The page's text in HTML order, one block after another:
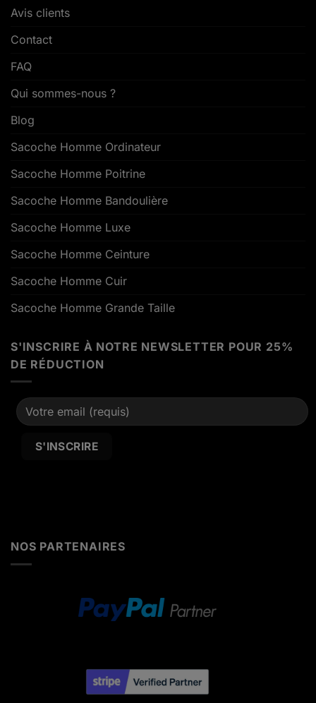
Avis clients
Contact
FAQ
Qui sommes-nous ?
Blog
Sacoche Homme Ordinateur
Sacoche Homme Poitrine
Sacoche Homme Bandoulière
Sacoche Homme Luxe
Sacoche Homme Ceinture
Sacoche Homme Cuir
Sacoche Homme Grande Taille
S'INSCRIRE À NOTRE NEWSLETTER POUR 25%
DE RÉDUCTION
NOS PARTENAIRES